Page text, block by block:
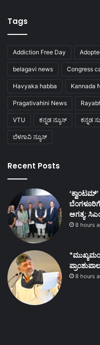
Tags
Addiction Free Day
belagavi news Congress
Havyaka habba Kannada
Pragativahini News
VTU ಕನ್ನಡ ನ್ಯೂಸ್ ಕನ್ನಡ
ಬೆಳಗಾವಿ ನ್ಯೂಸ್
Recent Posts
ಅಗತ್ಯ:
8 hours
8 hours